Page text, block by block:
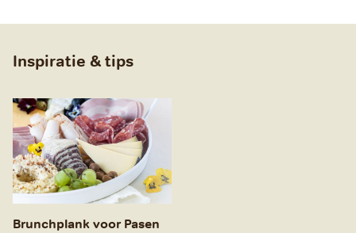
Inspiratie & tips
Brunchplank voor Pasen